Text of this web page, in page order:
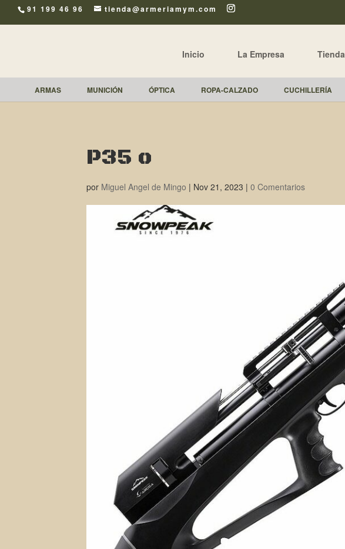
91 199 46 96 tienda@armeriamym.com
Inicio La Empresa Tienda
ARMAS MUNICIÓN ÓPTICA ROPA-CALZADO CUCHILLERÍA
P35 o
por Miguel Angel de Mingo | Nov 21, 2023 | 0 Comentarios